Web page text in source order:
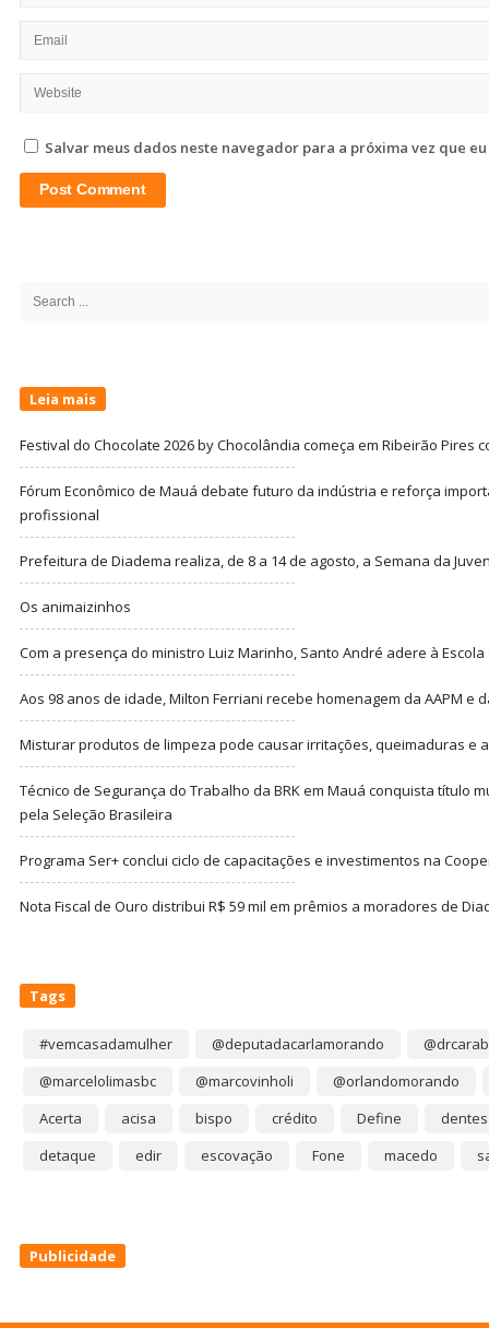
Salvar meus dados neste navegador para a próxima vez que
Search
Leia mais
Festival do Chocolate 2026 by Chocolândia começa em Ribeirão Pires
Fórum Econômico de Mauá debate futuro da indústria e reforça
profissional
Prefeitura de Diadema realiza, de 8 a 14 de agosto, a Semana da
Os animaizinhos
Com a presença do ministro Luiz Marinho, Santo André adere à
Aos 98 anos de idade, Milton Ferriani recebe homenagem da AAPM e
Misturar produtos de limpeza pode causar irritações, queimaduras e
Técnico de Segurança do Trabalho da BRK em Mauá conquista título
pela Seleção Brasileira
Programa Ser+ conclui ciclo de capacitações e investimentos na
Nota Fiscal de Ouro distribui R$ 59 mil em prêmios a moradores de
Tags
#vemcasadamulher @deputadacarlamorando
@marcelolimasbc
@marcovinholi
@orlandomorando
Acerta
acisa bispo crédito Define
dentes
detaque
edir escovação Fone macedo
Publicidade